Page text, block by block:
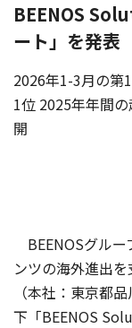
採用情報
BEENOS
ート」を発表
2026年1-3月の第
1位 2025年年間
開
BEENOSグルー
ンツの海外進出
（本社：東京都
下「BEENOS